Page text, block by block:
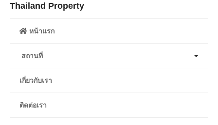
Thailand Property
หน้าแรก
สถานที่
เกี่ยวกับเรา
ติดต่อเรา